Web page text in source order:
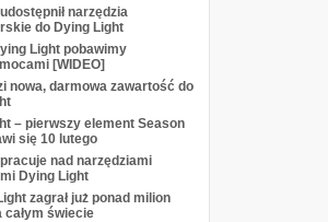
narzędzia
do Dying Light
Light pobawimy
[WIDEO]
nowa, darmowa zawartość do
– pierwszy element Season
się 10 lutego
nad narzędziami
Dying Light
zagrał już ponad milion
całym świecie